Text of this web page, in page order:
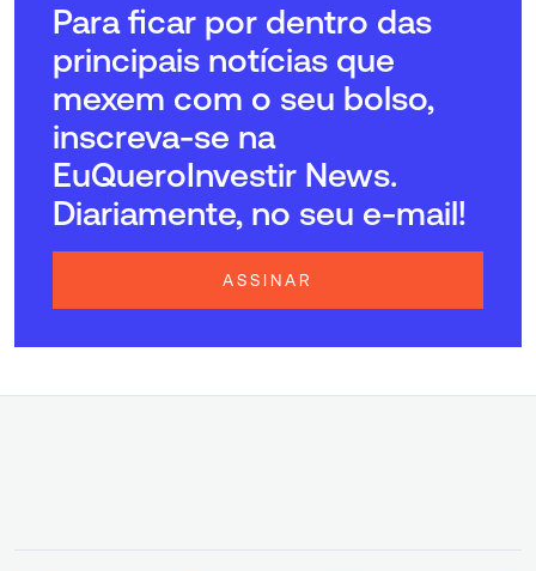
Para ficar por dentro das
principais notícias que
mexem com o seu bolso,
inscreva-se na
EuQueroInvestir News.
Diariamente, no seu e-mail!
ASSINAR